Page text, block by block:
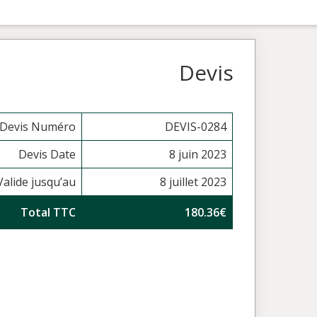
Devis
Devis Numéro
DEVIS-0284
Devis Date
8 juin 2023
jusqu’au
8 juillet 2023
Total TTC
180.36€